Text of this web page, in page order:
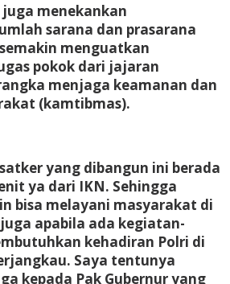
menekankan
sarana dan prasarana
menguatkan
pokok dari jajaran
menjaga keamanan dan
(kamtibmas).
yang dibangun ini berada
ya dari IKN. Sehingga
bisa melayani masyarakat di
apabila ada kegiatan-
kehadiran Polri di
Saya tentunya
kepada Pak Gubernur yang